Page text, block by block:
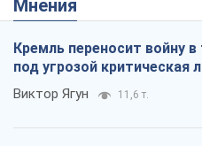
Мнения
Кремль переносит войну
под угрозой критическая
Виктор Ягун 11,6 т.